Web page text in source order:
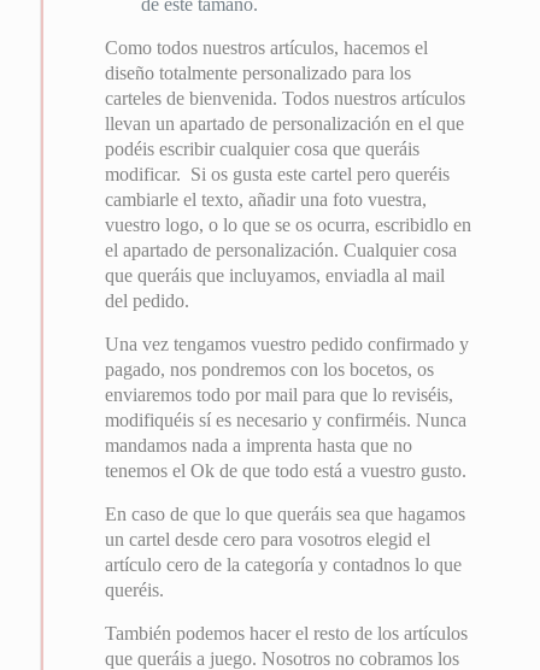
Como todos nuestros artículos, hacemos el
diseño totalmente personalizado para los
carteles de bienvenida. Todos nuestros artículos
llevan un apartado de personalización en el que
podéis escribir cualquier cosa que queráis
modificar. Si os gusta este cartel pero queréis
cambiarle el texto, añadir una foto vuestra,
vuestro logo, o lo que se os ocurra, escribidlo en
el apartado de personalización. Cualquier cosa
que queráis que incluyamos, enviadla al mail
del pedido.
Una vez tengamos vuestro pedido confirmado y
pagado, nos pondremos con los bocetos, os
enviaremos todo por mail para que lo reviséis,
modifiquéis sí es necesario y confirméis. Nunca
mandamos nada a imprenta hasta que no
tenemos el Ok de que todo está a vuestro gusto.
En caso de que lo que queráis sea que hagamos
un cartel desde cero para vosotros elegid el
artículo cero de la categoría y contadnos lo que
queréis.
También podemos hacer el resto de los artículos
que queráis a juego. Nosotros no cobramos los